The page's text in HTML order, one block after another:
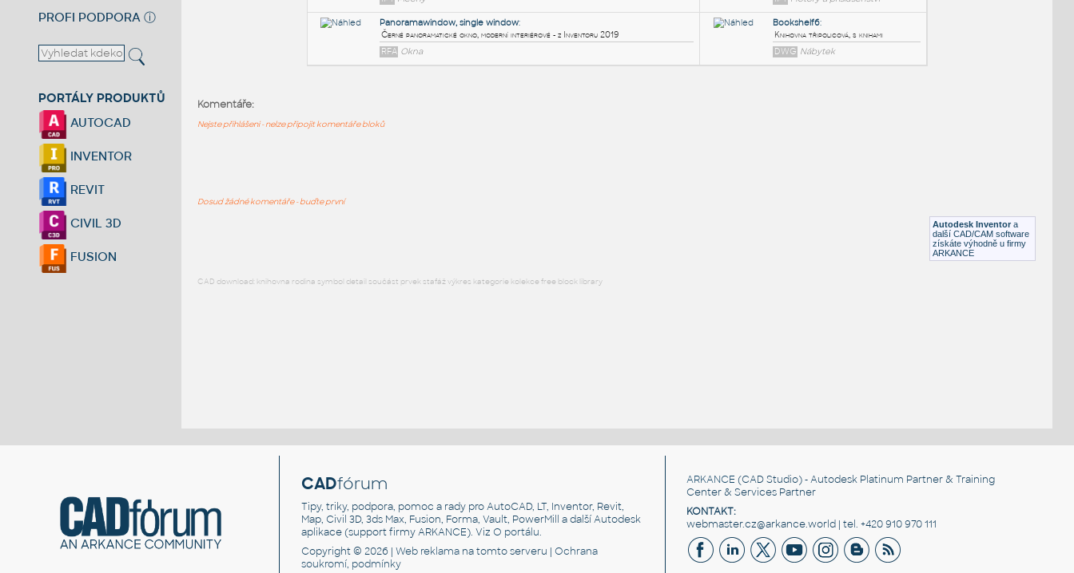
PROFI PODPORA ⓘ
PORTÁLY PRODUKTŮ
AUTOCAD
INVENTOR
REVIT
CIVIL 3D
FUSION
Autodesk Inventor a
další CAD/CAM software
získáte výhodně u firmy
ARKANCE
Komentáře:
Nejste přihlášeni - nelze připojit komentáře bloků
Dosud žádné komentáře - buďte první
CAD download: knihovna rodina symbol detail součást prvek stafáž výkres kategorie kolekce free block library
CADfórum
Tipy, triky, podpora, pomoc a rady pro AutoCAD, LT, Inventor, Revit,
Map, Civil 3D, 3ds Max, Fusion, Forma, Vault, PowerMill a další Autodesk
aplikace (support firmy ARKANCE). VizO portálu.
Copyright © 2026 |Web reklama na tomto serveru |Ochrana
soukromí, podmínky
ARKANCE (CAD Studio) - Autodesk Platinum Partner & Training
Center & Services Partner
KONTAKT:
webmaster.cz@arkance.world | tel. +420 910 970 111